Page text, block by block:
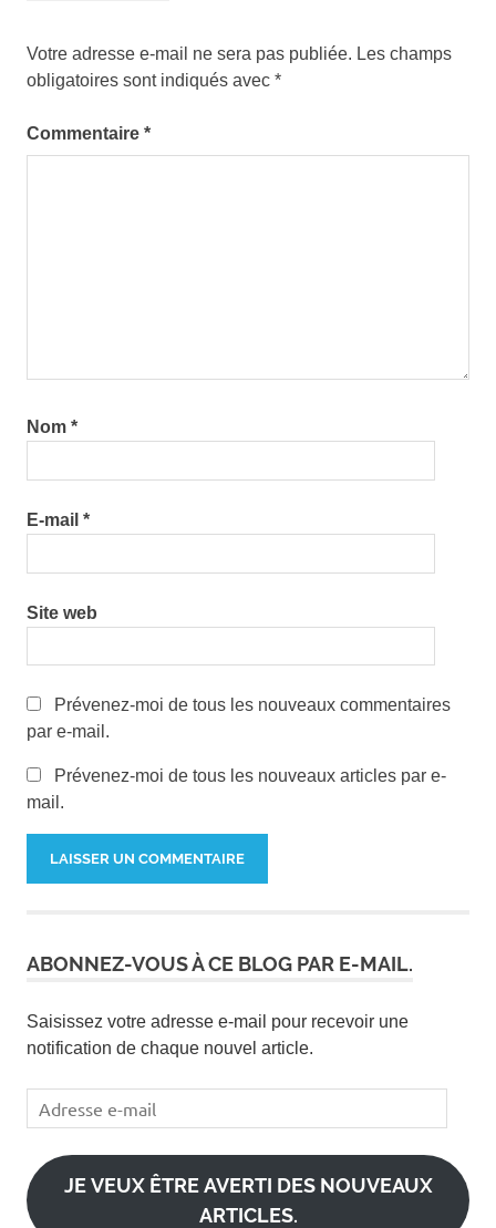
fiches à
télécharger
à l'oral
grammaire
Votre adresse e-mail ne sera pas publiée. Les champs
obligatoires sont indiqués avec *
Commentaire *
Nom *
E-mail *
Site web
Prévenez-moi de tous les nouveaux commentaires
par e-mail.
Prévenez-moi de tous les nouveaux articles par e-
mail.
ABONNEZ-VOUS À CE BLOG PAR E-MAIL.
Saisissez votre adresse e-mail pour recevoir une
notification de chaque nouvel article.
Adresse
e-
mail
JE VEUX ÊTRE AVERTI DES NOUVEAUX
ARTICLES.